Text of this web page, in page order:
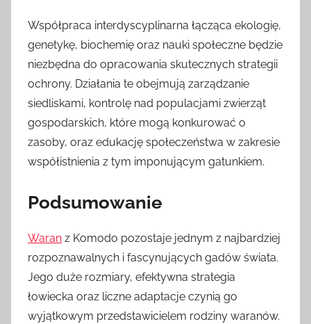
Współpraca interdyscyplinarna łącząca ekologię,
genetykę, biochemię oraz nauki społeczne będzie
niezbędna do opracowania skutecznych strategii
ochrony. Działania te obejmują zarządzanie
siedliskami, kontrolę nad populacjami zwierząt
gospodarskich, które mogą konkurować o
zasoby, oraz edukację społeczeństwa w zakresie
współistnienia z tym imponującym gatunkiem.
Podsumowanie
Waran z Komodo pozostaje jednym z najbardziej
rozpoznawalnych i fascynujących gadów świata.
Jego duże rozmiary, efektywna strategia
łowiecka oraz liczne adaptacje czynią go
wyjątkowym przedstawicielem rodziny waranów.